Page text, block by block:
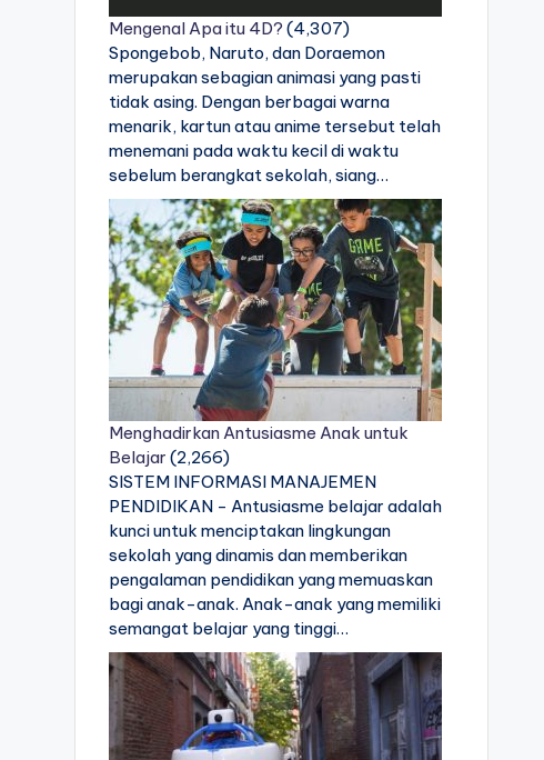
Mengenal Apa itu 4D? (4,307)
Spongebob, Naruto, dan Doraemon
merupakan sebagian animasi yang pasti
tidak asing. Dengan berbagai warna
menarik, kartun atau anime tersebut telah
menemani pada waktu kecil di waktu
sebelum berangkat sekolah, siang…
Menghadirkan Antusiasme Anak untuk
Belajar (2,266)
SISTEM INFORMASI MANAJEMEN
PENDIDIKAN - Antusiasme belajar adalah
kunci untuk menciptakan lingkungan
sekolah yang dinamis dan memberikan
pengalaman pendidikan yang memuaskan
bagi anak-anak. Anak-anak yang memiliki
semangat belajar yang tinggi…